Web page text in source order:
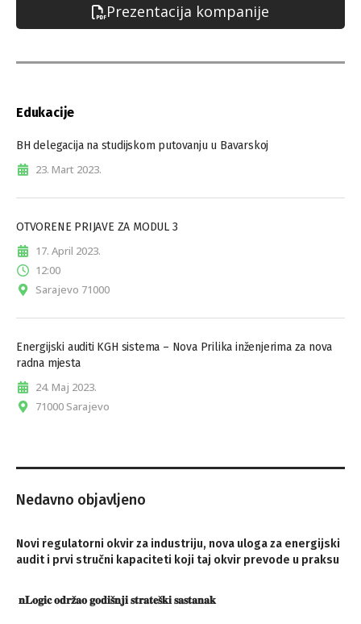
Prezentacija kompanije
Edukacije
BH delegacija na studijskom putovanju u Bavarskoj
23. Mart 2023.
OTVORENE PRIJAVE ZA MODUL 3
17. April 2023.
12:00
Sarajevo 71000
Energijski auditi KGH sistema – Nova Prilika inženjerima za nova
radna mjesta
24. Maj 2023.
71000 Sarajevo
Nedavno objavljeno
Novi regulatorni okvir za industriju, nova uloga za energijski
audit i prvi stručni kapaciteti koji taj okvir prevode u praksu
𝐧𝐋𝐨𝐠𝐢𝐜 𝐨𝐝𝐫𝐳̌𝐚𝐨 𝐠𝐨𝐝𝐢𝐬̌𝐧𝐣𝐢 𝐬𝐭𝐫𝐚𝐭𝐞𝐬̌𝐤𝐢 𝐬𝐚𝐬𝐭𝐚𝐧𝐚𝐤